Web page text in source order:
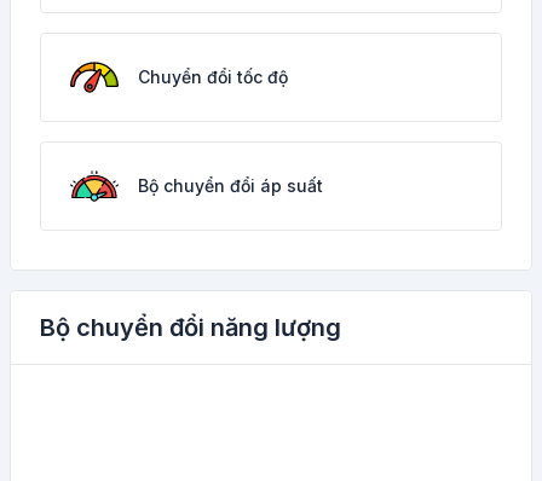
Chuyển đổi tốc độ
Bộ chuyển đổi áp suất
Bộ chuyển đổi năng lượng